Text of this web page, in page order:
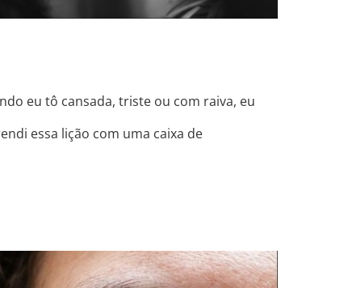
eu tô cansada, triste ou com raiva, eu
essa lição com uma caixa de